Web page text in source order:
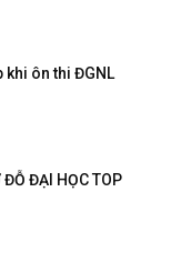
khi ôn thi ĐGNL
ĐỖ ĐẠI HỌC TOP